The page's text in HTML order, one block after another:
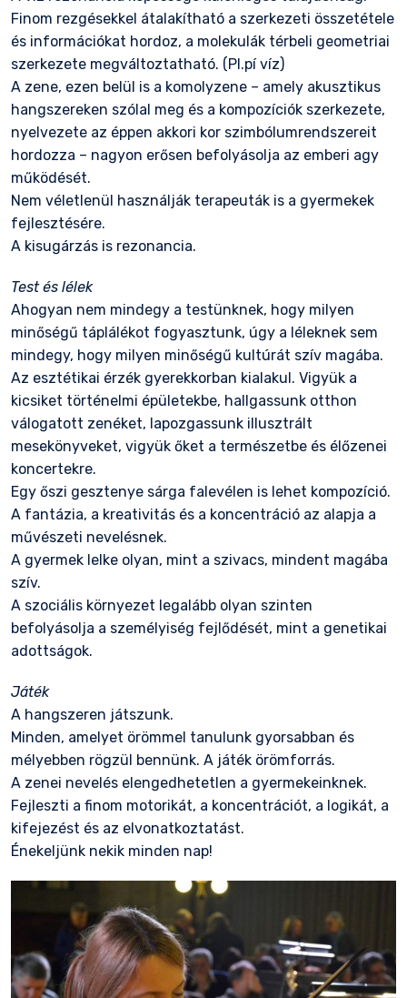
Finom rezgésekkel átalakítható a szerkezeti összetétele
és információkat hordoz, a molekulák térbeli geometriai
szerkezete megváltoztatható. (Pl.pí víz)
A zene, ezen belül is a komolyzene – amely akusztikus
hangszereken szólal meg és a kompozíciók szerkezete,
nyelvezete az éppen akkori kor szimbólumrendszereit
hordozza – nagyon erősen befolyásolja az emberi agy
működését.
Nem véletlenül használják terapeuták is a gyermekek
fejlesztésére.
A kisugárzás is rezonancia.
Test és lélek
Ahogyan nem mindegy a testünknek, hogy milyen
minőségű táplálékot fogyasztunk, úgy a léleknek sem
mindegy, hogy milyen minőségű kultúrát szív magába.
Az esztétikai érzék gyerekkorban kialakul. Vigyük a
kicsiket történelmi épületekbe, hallgassunk otthon
válogatott zenéket, lapozgassunk illusztrált
mesekönyveket, vigyük őket a természetbe és élőzenei
koncertekre.
Egy őszi gesztenye sárga falevélen is lehet kompozíció.
A fantázia, a kreativitás és a koncentráció az alapja a
művészeti nevelésnek.
A gyermek lelke olyan, mint a szivacs, mindent magába
szív.
A szociális környezet legalább olyan szinten
befolyásolja a személyiség fejlődését, mint a genetikai
adottságok.
Játék
A hangszeren játszunk.
Minden, amelyet örömmel tanulunk gyorsabban és
mélyebben rögzül bennünk. A játék örömforrás.
A zenei nevelés elengedhetetlen a gyermekeinknek.
Fejleszti a finom motorikát, a koncentrációt, a logikát, a
kifejezést és az elvonatkoztatást.
Énekeljünk nekik minden nap!